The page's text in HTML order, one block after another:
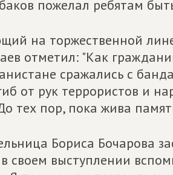
пожелал ребятам
на торжественной
отметил: "Как
сражались с
от рук террористов и
тех пор, пока жива
Бориса Бочарова
своем выступлении